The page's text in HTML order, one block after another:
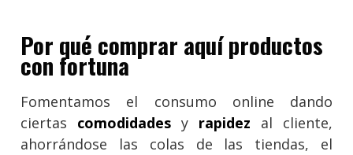
Por qué comprar aquí productos
con fortuna
Fomentamos el consumo online dando
ciertas comodidades y rapidez al cliente,
ahorrándose las colas de las tiendas, el